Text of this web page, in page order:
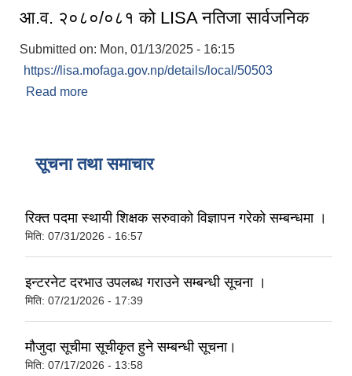
आ.व. २०८०/०८१ को LISA नतिजा सार्वजनिक
Submitted on: Mon, 01/13/2025 - 16:15
https://lisa.mofaga.gov.np/details/local/50503
Read more
सूचना तथा समाचार
रिक्त पदमा स्थायी शिक्षक सरुवाको विज्ञापन गरेको सम्बन्धमा ।
मिति: 07/31/2026 - 16:57
इन्टरनेट दरभाउ उपलब्ध गराउने सम्बन्धी सूचना ।
मिति: 07/21/2026 - 17:39
मौजुदा सूचीमा सूचीकृत हुने सम्बन्धी सूचना।
मिति: 07/17/2026 - 13:58